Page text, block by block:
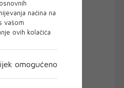
načina na
vašom
ovih kolačića
omogućeno